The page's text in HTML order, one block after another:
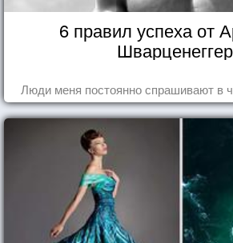
6 правил успеха от
Люди меня постоянно спрашивают в